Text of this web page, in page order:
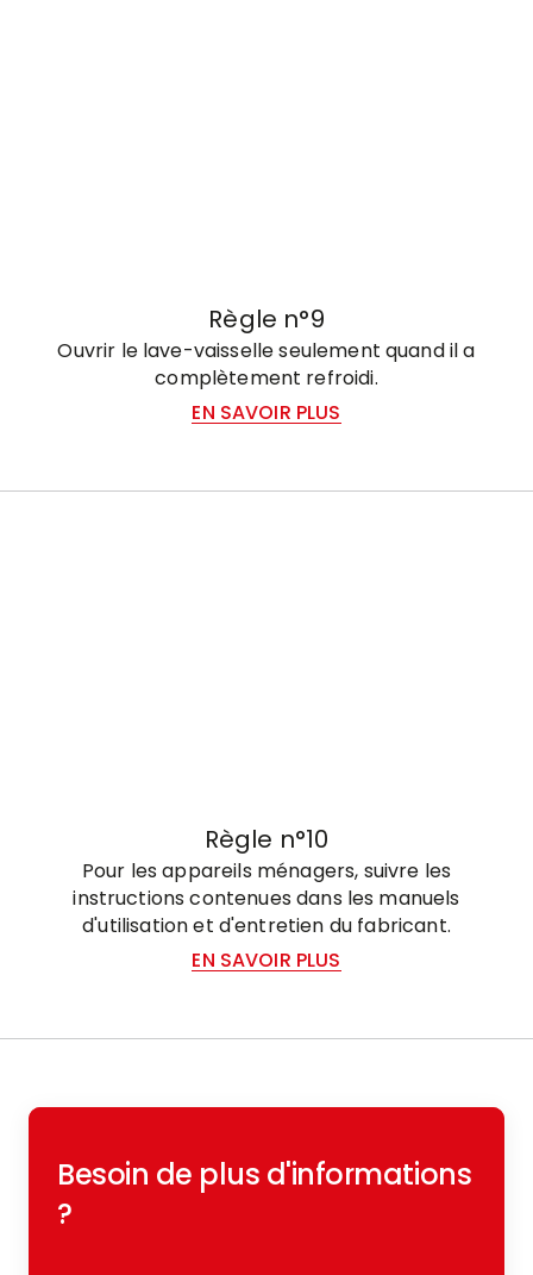
Règle n°9
Ouvrir le lave-vaisselle seulement quand il a
complètement refroidi.
EN SAVOIR PLUS
Règle n°10
Pour les appareils ménagers, suivre les
instructions contenues dans les manuels
d'utilisation et d'entretien du fabricant.
EN SAVOIR PLUS
Besoin de plus d'informations
?